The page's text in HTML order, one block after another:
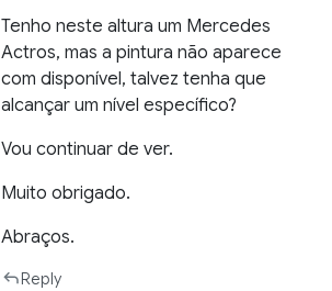
Tenho neste altura um Mercedes
Actros, mas a pintura não aparece
com disponível, talvez tenha que
alcançar um nível específico?
Vou continuar de ver.
Muito obrigado.
Abraços.
Reply